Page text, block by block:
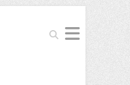
Buscar